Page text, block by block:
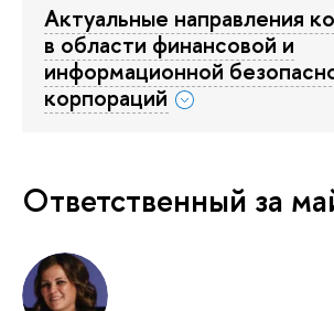
Актуальные направления
в области финансовой и
информационной
корпораций
Ответственный за